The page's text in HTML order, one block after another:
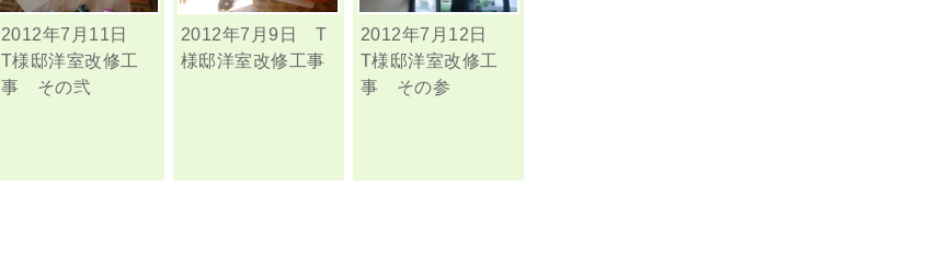
2012年7月11日
T様邸洋室改修工
事 その弐
2012年7月9日 T
様邸洋室改修工事
2012年7月12日
T様邸洋室改修工
事 その参